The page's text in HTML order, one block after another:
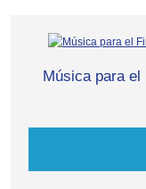
Música para el